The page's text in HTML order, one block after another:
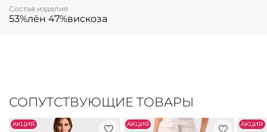
Состав изделия
53%лён 47%вискоза
СОПУТСТВУЮЩИЕ ТОВАРЫ
АKЦИЯ АKЦИЯ АKЦИЯ